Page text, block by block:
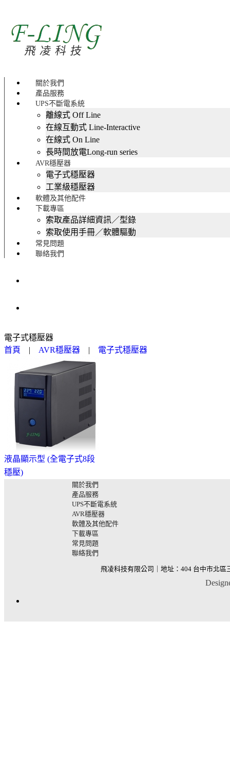
關於我們
產品服務
UPS不斷電系統
離線式 Off Line
在線互動式 Line-Interactive
在線式 On Line
長時間放電Long-run series
AVR穩壓器
電子式穩壓器
工業級穩壓器
軟體及其他配件
下載專區
索取產品詳細資訊／型錄
索取使用手冊／軟體驅動
常見問題
聯絡我們
電子式穩壓器
首頁
| AVR穩壓器 | 電子式穩壓器
液晶顯示型 (全電子式8段
穩壓)
關於我們
產品服務
UPS不斷電系統
AVR穩壓器
軟體及其他配件
下載專區
常見問題
聯絡我們
飛凌科技有限公司｜地址：404 台中市北區